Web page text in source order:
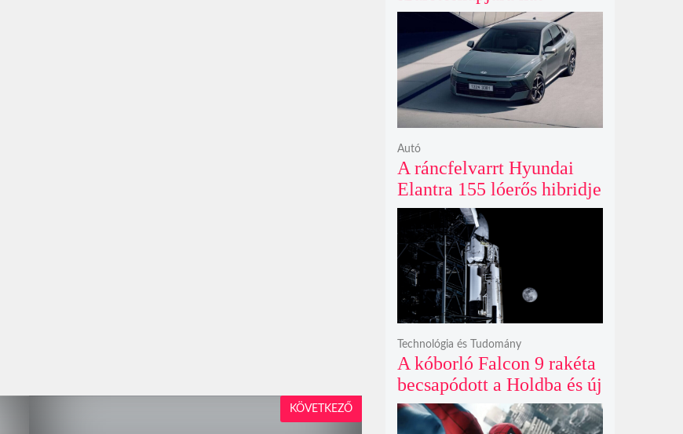
KÖVETKEZŐ
limitált kiadású Edo-lila
számlapos modellt hozott
ki
A ráncfelvarrt Hyundai
Elantra 155 lóerős hibridje
és prémium utastere
komoly belsőtéri ugrást
hoz
Autó
A kóborló Falcon 9 rakéta
becsapódott a Holdba és új
krátert hagyott maga után
Technológia és Tudomány